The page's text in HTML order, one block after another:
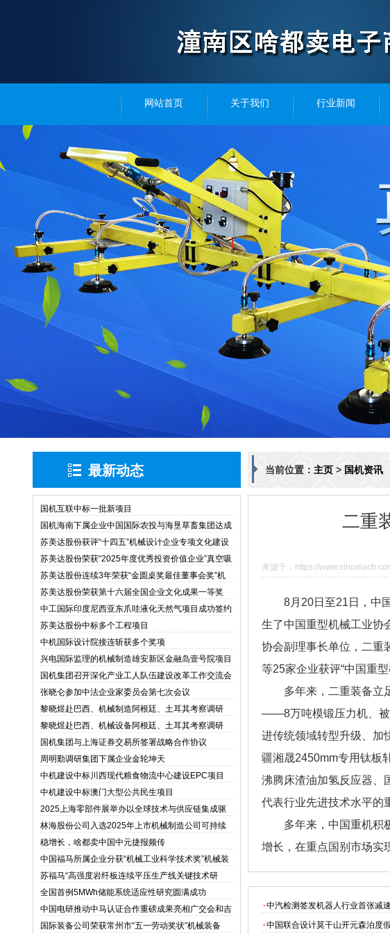
网站首页 关于我们 行业新闻
最新动态 当前位置： 主页 > 国机资讯
国机互联中标一批新项目
国机海南下属企业中国国际农投与海垦草畜集团达成
战略合作
苏美达股份获评“十四五”机械设计企业专项文化建设
与管理创新典型案例
苏美达股份荣获“2025年度优秀投资价值企业”真空吸
盘
苏美达股份连续3年荣获“金圆桌奖最佳董事会奖”机
械设备
苏美达股份荣获第十六届全国企业文化成果一等奖
中工国际印度尼西亚东爪哇液化天然气项目成功签约
苏美达股份中标多个工程项目
中机国际设计院接连斩获多个奖项
兴电国际监理的机械制造雄安新区金融岛壹号院项目
竣工交付
国机集团召开深化产业工人队伍建设改革工作交流会
张晓仑参加中法企业家委员会第七次会议
黎晓煜赴巴西、机械制造阿根廷、土耳其考察调研
黎晓煜赴巴西、机械设备阿根廷、土耳其考察调研
国机集团与上海证券交易所签署战略合作协议
周明勤调研集团下属企业金轮坤天
中机建设中标川西现代粮食物流中心建设EPC项目
中机建设中标澳门大型公共民生项目
2025上海零部件展举办以全球技术与供应链集成驱
动汽车产业新时代
林海股份公司入选2025年上市机械制造公司可持续
发展优秀实践案例
稳增长，啥都卖中国中元捷报频传
中国福马所属企业分获“机械工业科学技术奖”机械装
备二三等奖
苏福马“高强度岩纤板连续平压生产线关键技术研
发”机械设计通过苏州市科技攻关项目立项报批
全国首例5MWh储能系统适应性研究圆满成功
中国电研推动中马认证合作重磅成果亮相广交会和吉
隆坡
国际装备公司荣获常州市“五一劳动奖状”机械装备
二重
来源于：https://
8月20日至21日，中国
生了中国重型机械工业协
协会副理事长单位，二重
等25家企业获评“中国重
多年来，二重装备立足
——8万吨模锻压力机、被
进传统领域转型升级、
疆湘晟2450mm专用钛板
沸腾床渣油加氢反应器、
代表行业先进技术水平的
多年来，中国重机积极
增长，在重点国别市场实
·中汽检测签发机器人行业首张减
·中国联合设计莫干山开元森泊度